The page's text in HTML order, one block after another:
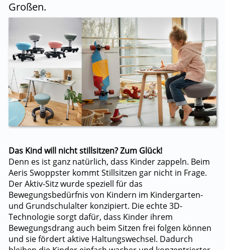
Großen.
Das Kind will nicht stillsitzen? Zum Glück!
Denn es ist ganz natürlich, dass Kinder zappeln. Beim
Aeris Swoppster kommt Stillsitzen gar nicht in Frage.
Der Aktiv-Sitz wurde speziell für das
Bewegungsbedürfnis von Kindern im Kindergarten-
und Grundschulalter konzipiert. Die echte 3D-
Technologie sorgt dafür, dass Kinder ihrem
Bewegungsdrang auch beim Sitzen frei folgen können
und sie fördert aktive Haltungswechsel. Dadurch